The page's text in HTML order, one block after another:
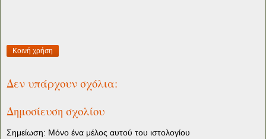
Κοινή χρήση
Δεν υπάρχουν σχόλια:
Δημοσίευση σχολίου
Σημείωση: Μόνο ένα μέλος αυτού του ιστολογίου